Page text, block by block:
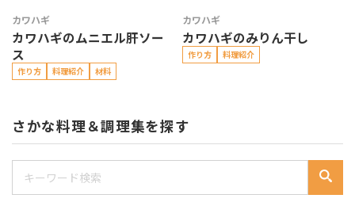
カワハギ
カワハギのムニエル肝ソー
ス
作り方 料理紹介 材料
カワハギ
カワハギのみりん干し
作り方 料理紹介
さかな料理＆調理集を探す